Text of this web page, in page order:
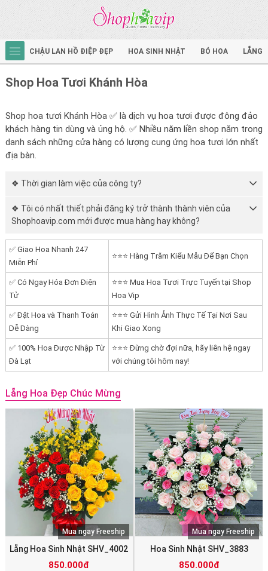
CHẬU LAN HỒ ĐIỆP ĐẸP HOA SINH NHẬT BÓ HOA LẴNG
Shop Hoa Tươi Khánh Hòa
Shop hoa tươi Khánh Hòa ✅ là dịch vụ hoa tươi được đông đảo
khách hàng tin dùng và ủng hộ. ✅ Nhiều năm liền shop nằm trong
danh sách những cửa hàng có lượng cung ứng hoa tươi lớn nhất
địa bàn.
❖ Thời gian làm việc của công ty?
❖ Tôi có nhất thiết phải đăng ký trở thành thành viên của
Shophoavip.com mới được mua hàng hay không?
✅ Giao Hoa Nhanh 247
Miễn Phí
⭐⭐⭐ Hàng Trăm Kiểu Mẫu Để Bạn Chọn
✅ Có Ngay Hóa Đơn Điện
Tử
⭐⭐⭐ Mua Hoa Tươi Trực Tuyến tại Shop
Hoa Vip
✅ Đặt Hoa và Thanh Toán
Dễ Dàng
⭐⭐⭐ Gửi Hình Ảnh Thực Tế Tại Nơi Sau
Khi Giao Xong
✅ 100% Hoa Được Nhập Từ
Đà Lạt
⭐⭐⭐ Đừng chờ đợi nữa, hãy liên hệ ngay
với chúng tôi hôm nay!
Lẵng Hoa Đẹp Chúc Mừng
Lẵng Hoa Sinh Nhật SHV_4002
850.000đ
Mua ngay Freeship
Hoa Sinh Nhật SHV_3883
850.000đ
Mua ngay Freeship